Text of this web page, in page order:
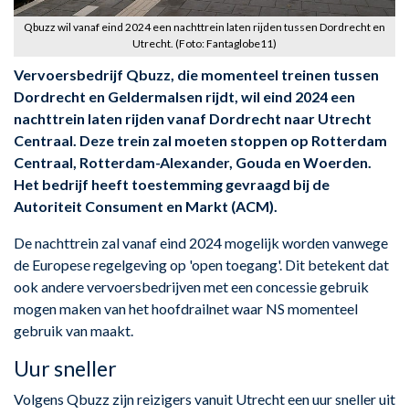
Qbuzz wil vanaf eind 2024 een nachttrein laten rijden tussen Dordrecht en
Utrecht. (Foto: Fantaglobe11)
Vervoersbedrijf Qbuzz, die momenteel treinen tussen
Dordrecht en Geldermalsen rijdt, wil eind 2024 een
nachttrein laten rijden vanaf Dordrecht naar Utrecht
Centraal. Deze trein zal moeten stoppen op Rotterdam
Centraal, Rotterdam-Alexander, Gouda en Woerden.
Het bedrijf heeft toestemming gevraagd bij de
Autoriteit Consument en Markt (ACM).
De nachttrein zal vanaf eind 2024 mogelijk worden vanwege
de Europese regelgeving op 'open toegang'. Dit betekent dat
ook andere vervoersbedrijven met een concessie gebruik
mogen maken van het hoofdrailnet waar NS momenteel
gebruik van maakt.
Uur sneller
Volgens Qbuzz zijn reizigers vanuit Utrecht een uur sneller uit